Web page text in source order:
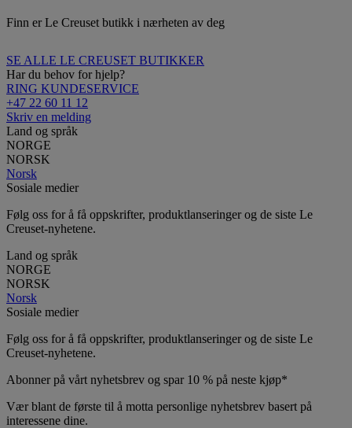
Finn er Le Creuset butikk i nærheten av deg
SE ALLE LE CREUSET BUTIKKER
Har du behov for hjelp?
RING KUNDESERVICE
+47 22 60 11 12
Skriv en melding
Land og språk
NORGE
NORSK
Norsk
Sosiale medier
Følg oss for å få oppskrifter, produktlanseringer og de siste Le
Creuset-nyhetene.
Land og språk
NORGE
NORSK
Norsk
Sosiale medier
Følg oss for å få oppskrifter, produktlanseringer og de siste Le
Creuset-nyhetene.
Abonner på vårt nyhetsbrev og spar 10 % på neste kjøp*
Vær blant de første til å motta personlige nyhetsbrev basert på
interessene dine.